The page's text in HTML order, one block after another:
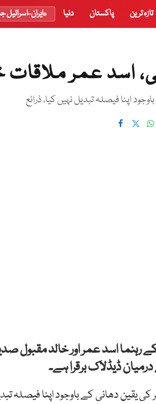
تازہ ترین پاکستان دنیا ایران-
اسد عمر ملاقات
اپنا فیصلہ تبدیل نہیں کیا، ذرائع
اسد عمر اور خالد مقبول
درمیان ڈیڈلاک برقرا ہے۔
کی یقین دھانی کے باوجود اپنا فیصلہ